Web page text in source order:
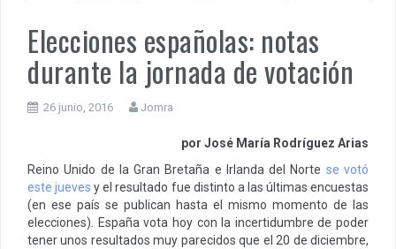
Elecciones españolas: notas
durante la jornada de votación
26 junio, 2016 Jomra
por José María Rodríguez Arias
Reino Unido de la Gran Bretaña e Irlanda del Norte se votó
este jueves y el resultado fue distinto a las últimas encuestas
(en ese país se publican hasta el mismo momento de las
elecciones). España vota hoy con la incertidumbre de poder
tener unos resultados muy parecidos que el 20 de diciembre,